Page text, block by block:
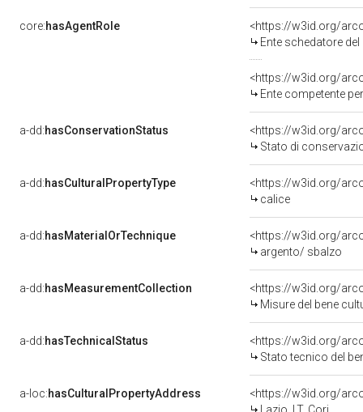
core:hasAgentRole
<https://w3id.org/
Ente schedatore
<https://w3id.org/
Ente competente per tutela del
a-dd:hasConservationStatus
<https://w3id.org/
Stato di
a-dd:hasCulturalPropertyType
<https://w3id.org/
calice
a-dd:hasMaterialOrTechnique
<https://w3id.org/
argento/ sbalzo
a-dd:hasMeasurementCollection
<https://w3id.org/
Misure del bene
a-dd:hasTechnicalStatus
<https://w3id.org/
Stato tecnico del
a-loc:hasCulturalPropertyAddress
<https://w3id.org/